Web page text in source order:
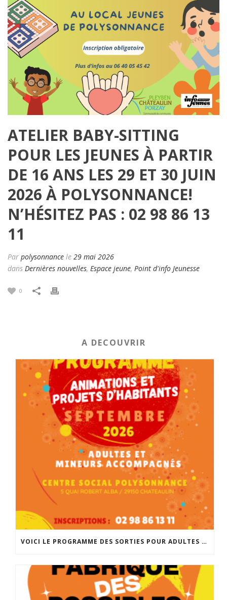
ATELIER BABY-SITTING
POUR LES JEUNES À PARTIR
DE 16 ANS LES 29 ET 30 JUIN
2026 À POLYSONNANCE!
N’HÉSITEZ PAS : 02 98 86 13
11
Par polysonnance le 29 mai 2026
dans Dernières nouvelles, Espace jeune, Point d'info Jeunesse
0
A DECOUVRIR
VOICI LE PROGRAMME DES SORTIES POUR ADULTES ET MINEURS ACCOMPAGNÉS POUR LA RENTRÉE DE SEPTEMBRE. INSCRIPTIONS À PARTIR DU 25 AOÛT À 14H À L’ACCUEIL DE POLYSONNANCE. INFO: 02 98 86 13 11. BONNES VACANCES!!